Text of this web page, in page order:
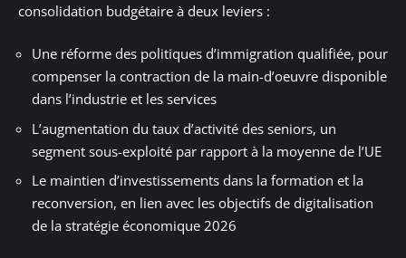
consolidation budgétaire à deux leviers :
Une réforme des politiques d’immigration qualifiée, pour
compenser la contraction de la main-d’oeuvre disponible
dans l’industrie et les services
L’augmentation du taux d’activité des seniors, un
segment sous-exploité par rapport à la moyenne de l’UE
Le maintien d’investissements dans la formation et la
reconversion, en lien avec les objectifs de digitalisation
de la stratégie économique 2026